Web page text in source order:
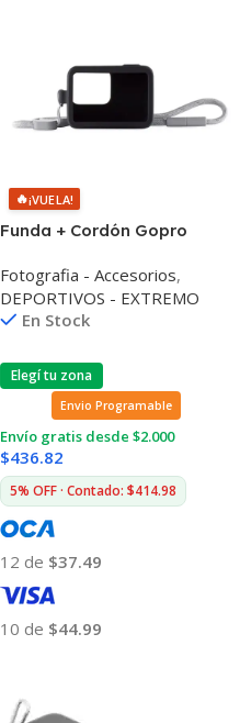
🔥¡VUELA!
Funda + Cordón Gopro
7/6/5/2018
Fotografia - Accesorios,
DEPORTIVOS - EXTREMO
En Stock
Elegí tu zona
Envio Programable
Envío gratis desde $2.000
$436.82
5% OFF · Contado: $414.98
12 de $37.49
10 de $44.99